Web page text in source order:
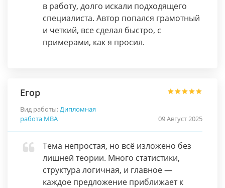
в работу, долго искали подходящего
специалиста. Автор попался грамотный
и четкий, все сделал быстро, с
примерами, как я просил.
Егор
Вид работы:Дипломная
работа МВА
09 Август 2025
Тема непростая, но всё изложено без
лишней теории. Много статистики,
структура логичная, и главное —
каждое предложение приближает к